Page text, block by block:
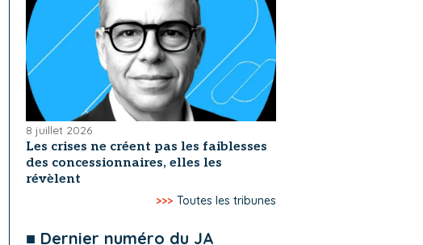
8 juillet 2026
Les crises ne créent pas les faiblesses
des concessionnaires, elles les
révèlent
>>> Toutes les tribunes
■ Dernier numéro du JA